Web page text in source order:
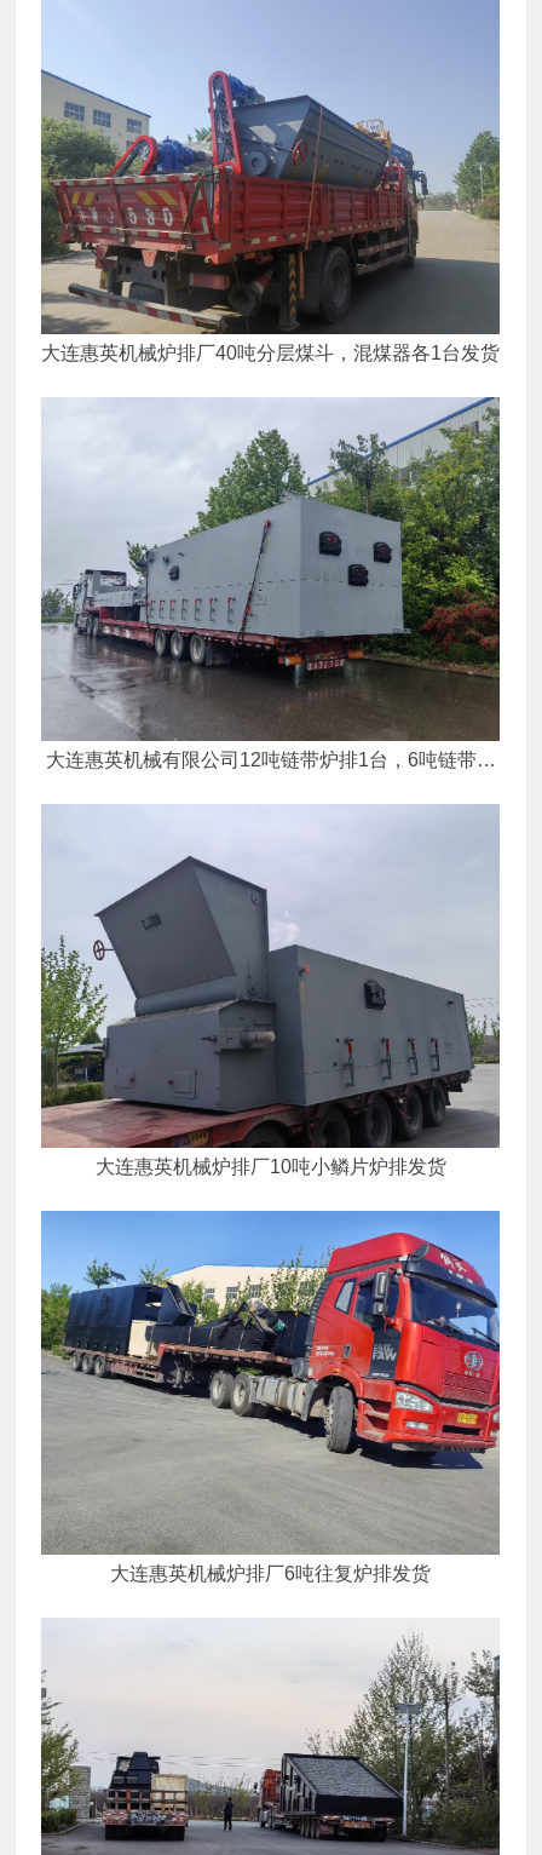
大连惠英机械炉排厂40吨分层煤斗，混煤器各1台发货
大连惠英机械有限公司12吨链带炉排1台，6吨链带炉
大连惠英机械炉排厂10吨小鳞片炉排发货
大连惠英机械炉排厂6吨往复炉排发货